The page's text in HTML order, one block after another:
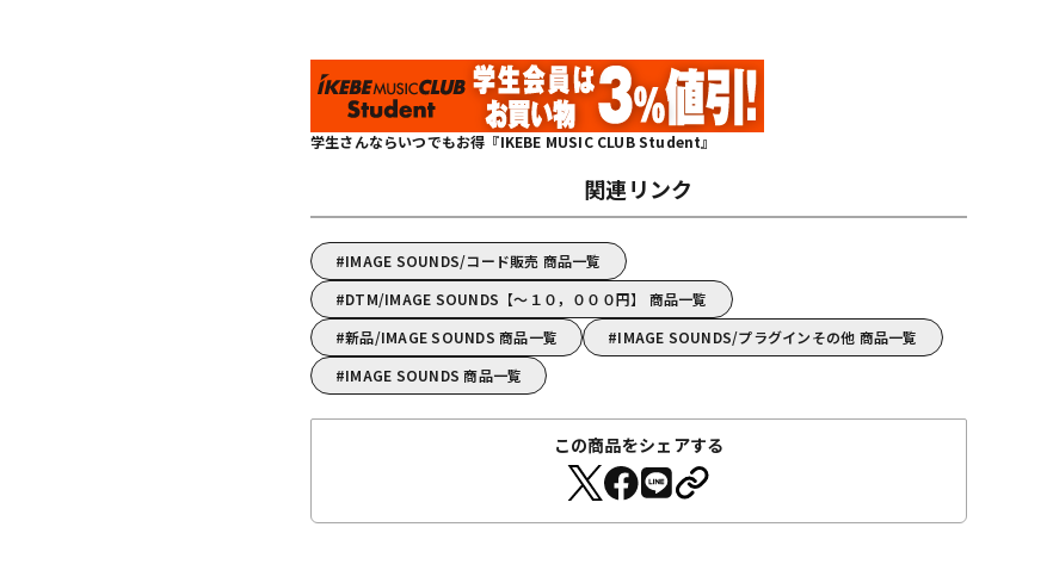
学生さんならいつでもお得『IKEBE MUSIC CLUB Student』
関連リンク
IMAGE SOUNDS/コード販売 商品一覧
DTM/IMAGE SOUNDS【～１０，０００円】 商品一覧
新品/IMAGE SOUNDS 商品一覧
IMAGE SOUNDS/プラグインその他 商品一覧
IMAGE SOUNDS 商品一覧
この商品をシェアする